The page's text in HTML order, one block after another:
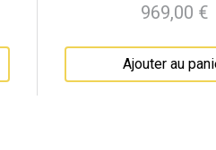
Prix
969,00 €
Ajouter au